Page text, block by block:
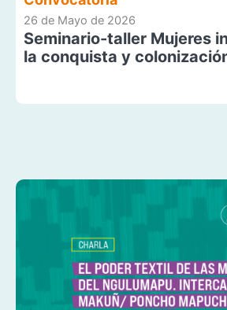
26 de Mayo de 2026
Seminario-taller Mujeres
la conquista y